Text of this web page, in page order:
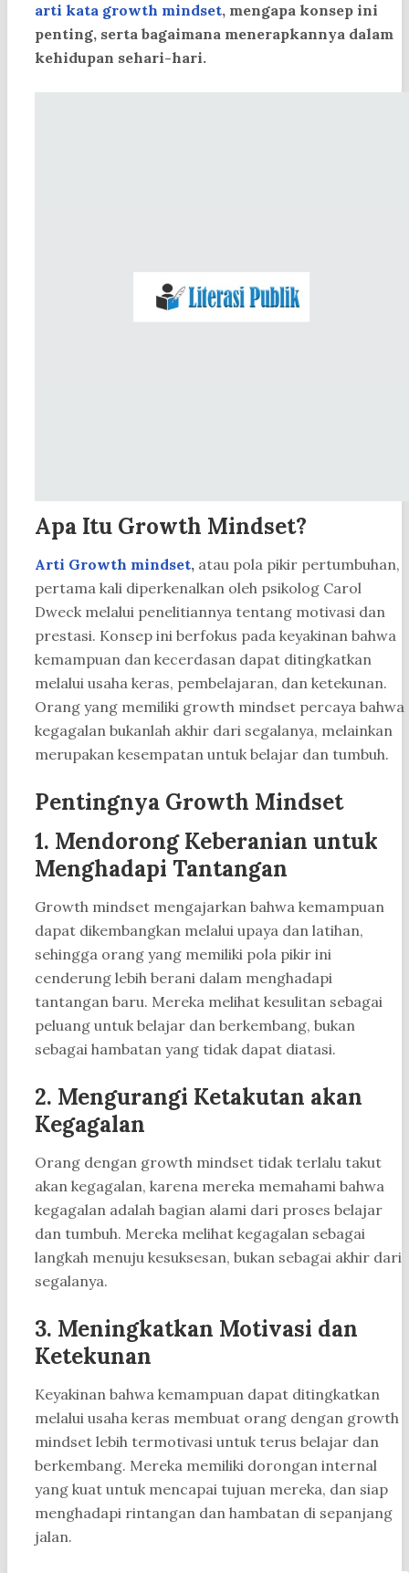
arti kata growth mindset, mengapa konsep ini
penting, serta bagaimana menerapkannya dalam
kehidupan sehari-hari.
Apa Itu Growth Mindset?
Arti Growth mindset, atau pola pikir pertumbuhan,
pertama kali diperkenalkan oleh psikolog Carol
Dweck melalui penelitiannya tentang motivasi dan
prestasi. Konsep ini berfokus pada keyakinan bahwa
kemampuan dan kecerdasan dapat ditingkatkan
melalui usaha keras, pembelajaran, dan ketekunan.
Orang yang memiliki growth mindset percaya bahwa
kegagalan bukanlah akhir dari segalanya, melainkan
merupakan kesempatan untuk belajar dan tumbuh.
Pentingnya Growth Mindset
1. Mendorong Keberanian untuk
Menghadapi Tantangan
Growth mindset mengajarkan bahwa kemampuan
dapat dikembangkan melalui upaya dan latihan,
sehingga orang yang memiliki pola pikir ini
cenderung lebih berani dalam menghadapi
tantangan baru. Mereka melihat kesulitan sebagai
peluang untuk belajar dan berkembang, bukan
sebagai hambatan yang tidak dapat diatasi.
2. Mengurangi Ketakutan akan
Kegagalan
Orang dengan growth mindset tidak terlalu takut
akan kegagalan, karena mereka memahami bahwa
kegagalan adalah bagian alami dari proses belajar
dan tumbuh. Mereka melihat kegagalan sebagai
langkah menuju kesuksesan, bukan sebagai akhir dari
segalanya.
3. Meningkatkan Motivasi dan
Ketekunan
Keyakinan bahwa kemampuan dapat ditingkatkan
melalui usaha keras membuat orang dengan growth
mindset lebih termotivasi untuk terus belajar dan
berkembang. Mereka memiliki dorongan internal
yang kuat untuk mencapai tujuan mereka, dan siap
menghadapi rintangan dan hambatan di sepanjang
jalan.